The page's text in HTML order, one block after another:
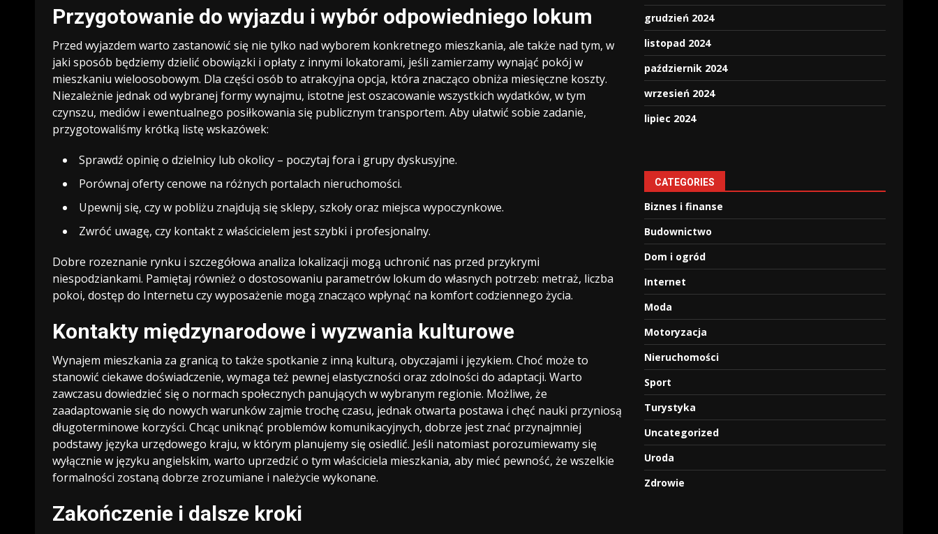
Przygotowanie do wyjazdu i wybór odpowiedniego lokum
Przed wyjazdem warto zastanowić się nie tylko nad wyborem konkretnego mieszkania, ale także nad tym, w
jaki sposób będziemy dzielić obowiązki i opłaty z innymi lokatorami, jeśli zamierzamy wynająć pokój w
mieszkaniu wieloosobowym. Dla części osób to atrakcyjna opcja, która znacząco obniża miesięczne koszty.
Niezależnie jednak od wybranej formy wynajmu, istotne jest oszacowanie wszystkich wydatków, w tym
czynszu, mediów i ewentualnego posiłkowania się publicznym transportem. Aby ułatwić sobie zadanie,
przygotowaliśmy krótką listę wskazówek:
Sprawdź opinię o dzielnicy lub okolicy – poczytaj fora i grupy dyskusyjne.
Porównaj oferty cenowe na różnych portalach nieruchomości.
Upewnij się, czy w pobliżu znajdują się sklepy, szkoły oraz miejsca wypoczynkowe.
Zwróć uwagę, czy kontakt z właścicielem jest szybki i profesjonalny.
Dobre rozeznanie rynku i szczegółowa analiza lokalizacji mogą uchronić nas przed przykrymi
niespodziankami. Pamiętaj również o dostosowaniu parametrów lokum do własnych potrzeb: metraż, liczba
pokoi, dostęp do Internetu czy wyposażenie mogą znacząco wpłynąć na komfort codziennego życia.
Kontakty międzynarodowe i wyzwania kulturowe
Wynajem mieszkania za granicą to także spotkanie z inną kulturą, obyczajami i językiem. Choć może to
stanowić ciekawe doświadczenie, wymaga też pewnej elastyczności oraz zdolności do adaptacji. Warto
zawczasu dowiedzieć się o normach społecznych panujących w wybranym regionie. Możliwe, że
zaadaptowanie się do nowych warunków zajmie trochę czasu, jednak otwarta postawa i chęć nauki przyniosą
długoterminowe korzyści. Chcąc uniknąć problemów komunikacyjnych, dobrze jest znać przynajmniej
podstawy języka urzędowego kraju, w którym planujemy się osiedlić. Jeśli natomiast porozumiewamy się
wyłącznie w języku angielskim, warto uprzedzić o tym właściciela mieszkania, aby mieć pewność, że wszelkie
formalności zostaną dobrze zrozumiane i należycie wykonane.
Zakończenie i dalsze kroki
grudzień 2024
listopad 2024
październik 2024
wrzesień 2024
lipiec 2024
CATEGORIES
Biznes i finanse
Budownictwo
Dom i ogród
Internet
Moda
Motoryzacja
Nieruchomości
Sport
Turystyka
Uncategorized
Uroda
Zdrowie